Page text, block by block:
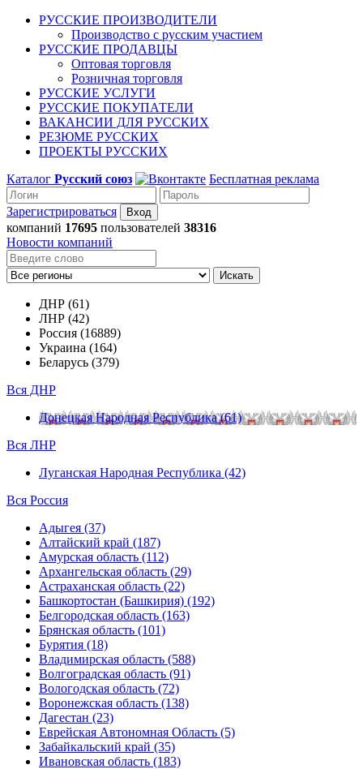
РУССКИЕ ПРОИЗВОДИТЕЛИ
Производство с русским участием
РУССКИЕ ПРОДАВЦЫ
Оптовая торговля
Розничная торговля
РУССКИЕ УСЛУГИ
РУССКИЕ ПОКУПАТЕЛИ
ВАКАНСИИ ДЛЯ РУССКИХ
РЕЗЮМЕ РУССКИХ
ПРОЕКТЫ РУССКИХ
Каталог Русский союз Бесплатная реклама
Зарегистрироваться
компаний 17695 пользователей 38316
Новости компаний
Искать
ДНР (61)
ЛНР (42)
Россия (16889)
Украина (164)
Беларусь (379)
Вся ДНР
Донецкая Народная Республика (61)
Вся ЛНР
Луганская Народная Республика (42)
Вся Россия
Адыгея (37)
Алтайский край (187)
Амурская область (112)
Архангельская область (29)
Астраханская область (22)
Башкортостан (Башкирия) (192)
Белгородская область (163)
Брянская область (101)
Бурятия (18)
Владимирская область (588)
Волгоградская область (91)
Вологодская область (72)
Воронежская область (138)
Дагестан (23)
Еврейская Автономная Область (5)
Забайкальский край (35)
Ивановская область (183)